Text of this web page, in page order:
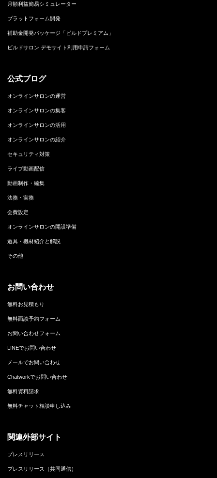
月額利益簡易シミュレーター
プラットフォーム開発
補助金開発パッケージ「ビルドプレミアム」
ビルドサロン デモサイト利用申請フォーム
公式ブログ
オンラインサロンの運営
オンラインサロンの集客
オンラインサロンの活用
オンラインサロンの紹介
セキュリティ対策
ライブ動画配信
動画制作・編集
法務・実務
会費設定
オンラインサロンの開設準備
道具・機材紹介と解説
その他
お問い合わせ
無料お見積もり
無料面談予約フォーム
お問い合わせフォーム
LINEでお問い合わせ
メールでお問い合わせ
Chatworkでお問い合わせ
無料資料請求
無料チャット相談申し込み
関連外部サイト
プレスリリース
プレスリリース（共同通信）